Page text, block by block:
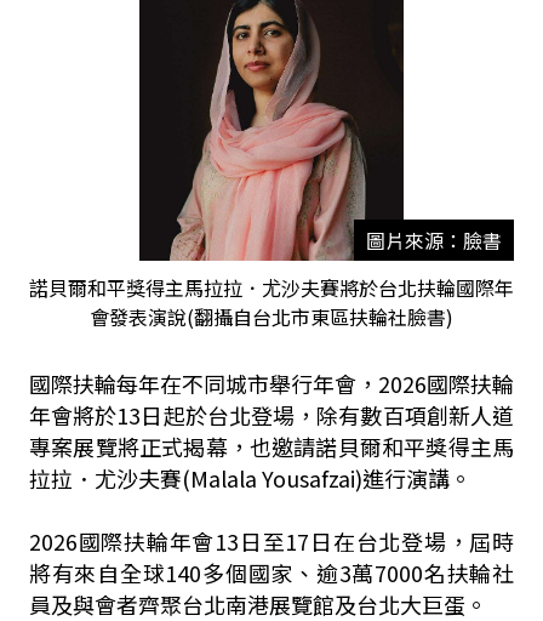
圖片來源：臉書
諾貝爾和平獎得主馬拉拉．尤沙夫賽將於台北扶輪國際年
會發表演說(翻攝自台北市東區扶輪社臉書)
國際扶輪每年在不同城市舉行年會，2026國際扶輪
年會將於13日起於台北登場，除有數百項創新人道
專案展覽將正式揭幕，也邀請諾貝爾和平獎得主馬
拉拉．尤沙夫賽(Malala Yousafzai)進行演講。
2026國際扶輪年會13日至17日在台北登場，屆時
將有來自全球140多個國家、逾3萬7000名扶輪社
員及與會者齊聚台北南港展覽館及台北大巨蛋。